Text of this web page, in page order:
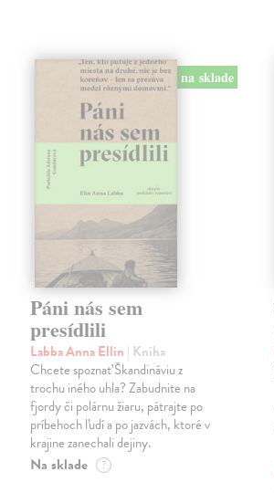
na sklade
Páni nás sem
presídlili
Labba Anna Ellin | Kniha
Chcete spoznať Škandináviu z
trochu iného uhla? Zabudnite na
fjordy či polárnu žiaru, pátrajte po
príbehoch ľudí a po jazvách, ktoré v
krajine zanechali dejiny.
Na sklade ?